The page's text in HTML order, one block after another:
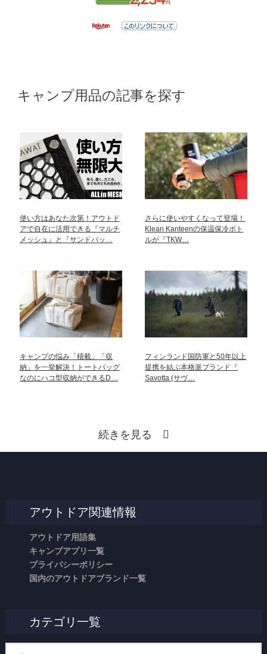
キャンプ用品の記事を探す
使い方はあなた次第！アウトド
アで自在に活用できる『マルチ
メッシュ』と『サンドバッ…
さらに使いやすくなって登場！
Klean Kanteenの保温保冷ボト
ルが『TKW…
キャンプの悩み「積載」「収
納」を一挙解決！トートバッグ
なのにハコ型収納ができるD…
フィンランド国防軍と50年以上
提携を結ぶ本格派ブランド『
Savotta (サヴ…
続きを見る
アウトドア関連情報
アウトドア用語集
キャンプアプリ一覧
プライバシーポリシー
国内のアウトドアブランド一覧
カテゴリ一覧